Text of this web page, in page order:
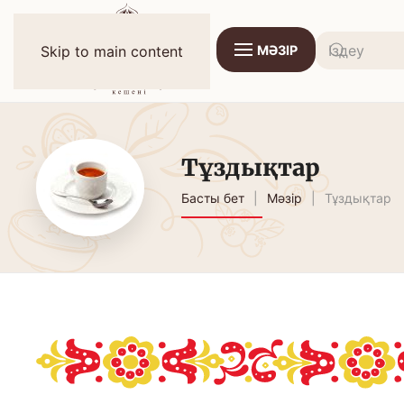
Skip to main content МӘЗІР
Тұздықтар
Басты бет Мәзір Тұздықтар